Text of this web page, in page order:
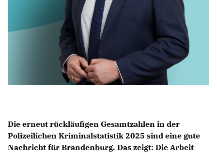
BILDER
PROGRAMME
WICHTIGE BESCHLÜSSE DER CDU BRANDENBURG
75 JAHRE CDU BRANDENBURG
PRESSE
SPENDEN
Die erneut rückläufigen Gesamtzahlen in der
Polizeilichen Kriminalstatistik 2025 sind eine gute
Nachricht für Brandenburg. Das zeigt: Die Arbeit